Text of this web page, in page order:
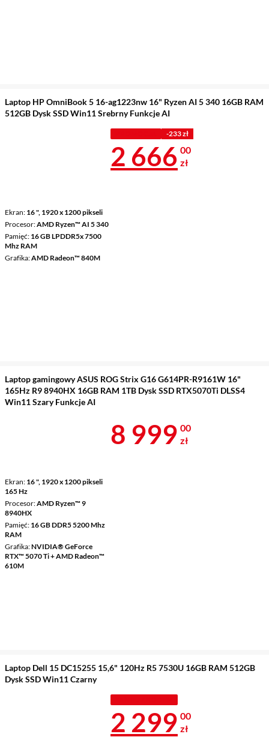
Laptop HP OmniBook 5 16-ag1223nw 16" Ryzen AI 5 340 16GB RAM
512GB Dysk SSD Win11 Srebrny Funkcje AI
Ekran 16 ", 1920 x 1200 pikseli
Procesor AMD Ryzen™ AI 5 340
Pamięć 16 GB LPDDR5x 7500
Mhz RAM
Grafika AMD Radeon™ 840M
-233 zł
Cena 2 666 zł
2 666 00
zł
Laptop gamingowy ASUS ROG Strix G16 G614PR-R9161W 16"
165Hz R9 8940HX 16GB RAM 1TB Dysk SSD RTX5070Ti DLSS4
Win11 Szary Funkcje AI
Ekran 16 ", 1920 x 1200 pikseli
165 Hz
Procesor AMD Ryzen™ 9
8940HX
Pamięć 16 GB DDR5 5200 Mhz
RAM
Grafika NVIDIA® GeForce
RTX™ 5070 Ti + AMD Radeon™
610M
Cena 8 999 zł
8 999 00
zł
Laptop Dell 15 DC15255 15,6" 120Hz R5 7530U 16GB RAM 512GB
Dysk SSD Win11 Czarny
Cena 2 299 zł
2 299 00
zł